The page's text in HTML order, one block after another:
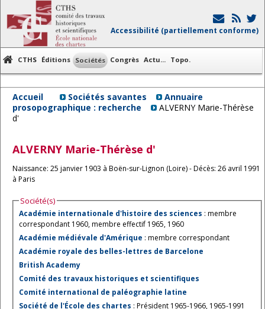
Accessibilité (partiellement conforme)
CTHS Éditions Sociétés Congrès Actu... Topo.
Accueil Sociétés savantes
Annuaire
prosopographique : recherche
ALVERNY Marie-Thérèse
d'
ALVERNY Marie-Thérèse d'
Naissance: 25 janvier 1903 à Boën-sur-Lignon (Loire) - Décès: 26 avril 1991
à Paris
Société(s)
Académie internationale d'histoire des sciences : membre
correspondant 1960, membre effectif 1965, 1960
Académie médiévale d'Amérique : membre correspondant
Académie royale des belles-lettres de Barcelone
British Academy
Comité des travaux historiques et scientifiques
Comité international de paléographie latine
Société de l'École des chartes : Président 1965-1966, 1965-1991